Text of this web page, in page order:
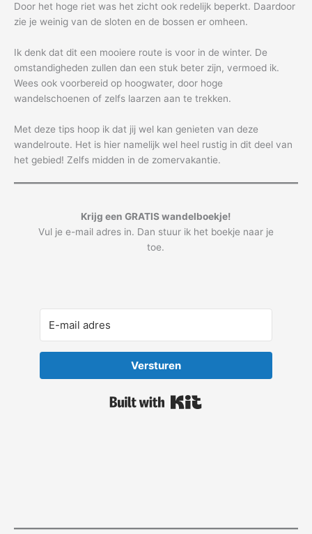
Door het hoge riet was het zicht ook redelijk beperkt. Daardoor
zie je weinig van de sloten en de bossen er omheen.
Ik denk dat dit een mooiere route is voor in de winter. De
omstandigheden zullen dan een stuk beter zijn, vermoed ik.
Wees ook voorbereid op hoogwater, door hoge
wandelschoenen of zelfs laarzen aan te trekken.
Met deze tips hoop ik dat jij wel kan genieten van deze
wandelroute. Het is hier namelijk wel heel rustig in dit deel van
het gebied! Zelfs midden in de zomervakantie.
Krijg een GRATIS wandelboekje!
Vul je e-mail adres in. Dan stuur ik het boekje naar je
toe.
Versturen